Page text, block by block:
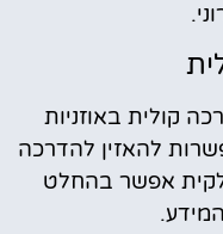
קולית באוזניות
להאזין להדרכה
אפשר בהחלט